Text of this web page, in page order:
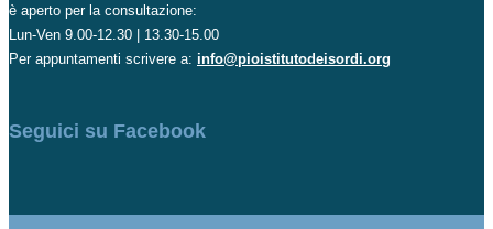
è aperto per la consultazione:
Lun-Ven 9.00-12.30 | 13.30-15.00
Per appuntamenti scrivere a: info@pioistitutodeisordi.org
Seguici su Facebook